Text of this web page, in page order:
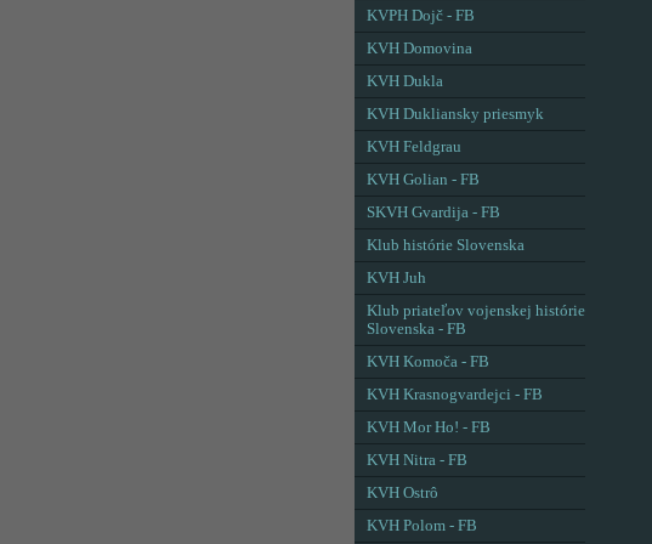
KVPH Dojč - FB
KVH Domovina
KVH Dukla
KVH Dukliansky priesmyk
KVH Feldgrau
KVH Golian - FB
SKVH Gvardija - FB
Klub histórie Slovenska
KVH Juh
Klub priateľov vojenskej histórie
Slovenska - FB
KVH Komoča - FB
KVH Krasnogvardejci - FB
KVH Mor Ho! - FB
KVH Nitra - FB
KVH Ostrô
KVH Polom - FB